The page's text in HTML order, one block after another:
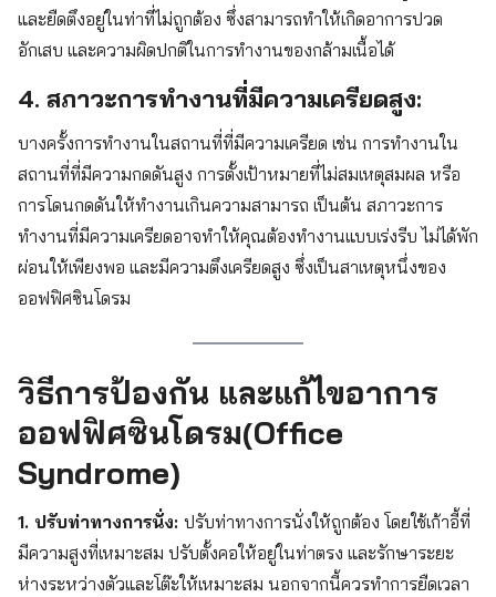
และยืดตึงอยู่ในท่าที่ไม่ถูกต้อง ซึ่งสามารถทำให้เกิดอาการปวด
อักเสบ และความผิดปกติในการทำงานของกล้ามเนื้อได้
4. สภาวะการทำงานที่มีความเครียดสูง:
บางครั้งการทำงานในสถานที่ที่มีความเครียด เช่น การทำงานใน
สถานที่ที่มีความกดดันสูง การตั้งเป้าหมายที่ไม่สมเหตุสมผล หรือ
การโดนกดดันให้ทำงานเกินความสามารถ เป็นต้น สภาวะการ
ทำงานที่มีความเครียดอาจทำให้คุณต้องทำงานแบบเร่งรีบ ไม่ได้พัก
ผ่อนให้เพียงพอ และมีความตึงเครียดสูง ซึ่งเป็นสาเหตุหนึ่งของ
ออฟฟิศซินโดรม
วิธีการป้องกัน และแก้ไขอาการ
ออฟฟิศซินโดรม(Office
Syndrome)
1. ปรับท่าทางการนั่ง: ปรับท่าทางการนั่งให้ถูกต้อง โดยใช้เก้าอี้ที่
มีความสูงที่เหมาะสม ปรับตั้งคอให้อยู่ในท่าตรง และรักษาระยะ
ห่างระหว่างตัวและโต๊ะให้เหมาะสม นอกจากนี้ควรทำการยืดเวลา